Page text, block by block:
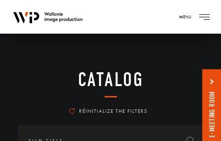
MENU
CATALOG
RÉINITIALIZE THE FILTERS E-MEETING ROOM